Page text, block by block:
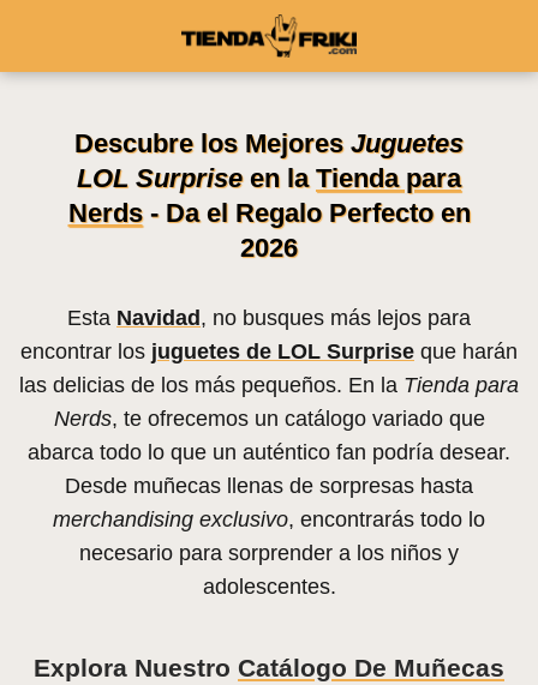
Descubre los Mejores Juguetes
LOL Surpriseen laTienda para
Nerds- Da el Regalo Perfecto en
2026
Esta Navidad , no busques más lejos para
encontrar los juguetes de LOL Surprise que harán
las delicias de los más pequeños. En la Tienda para
Nerds, te ofrecemos un catálogo variado que
abarca todo lo que un auténtico fan podría desear.
Desde muñecas llenas de sorpresas hasta
merchandising exclusivo, encontrarás todo lo
necesario para sorprender a los niños y
adolescentes.
Explora Nuestro Catálogo De Muñecas